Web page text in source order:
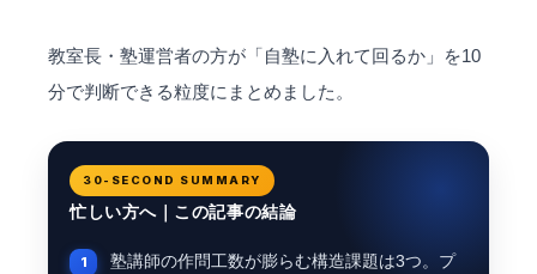
教室長・塾運営者の方が「自塾に入れて回るか」を10
分で判断できる粒度にまとめました。
30-SECOND SUMMARY
忙しい方へ｜この記事の結論
塾講師の作問工数が膨らむ構造課題は3つ。プ